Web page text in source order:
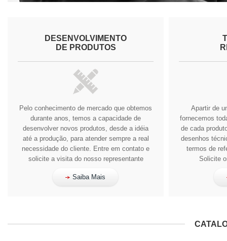
DESENVOLVIMENTO
DE PRODUTOS
Pelo conhecimento de mercado que obtemos
durante anos, temos a capacidade de
desenvolver novos produtos, desde a idéia
até a produção, para atender sempre a real
necessidade do cliente. Entre em contato e
solicite a visita do nosso representante
Saiba Mais
Apartir de
fornecemos
de cada
desenhos
termos de
Solicite